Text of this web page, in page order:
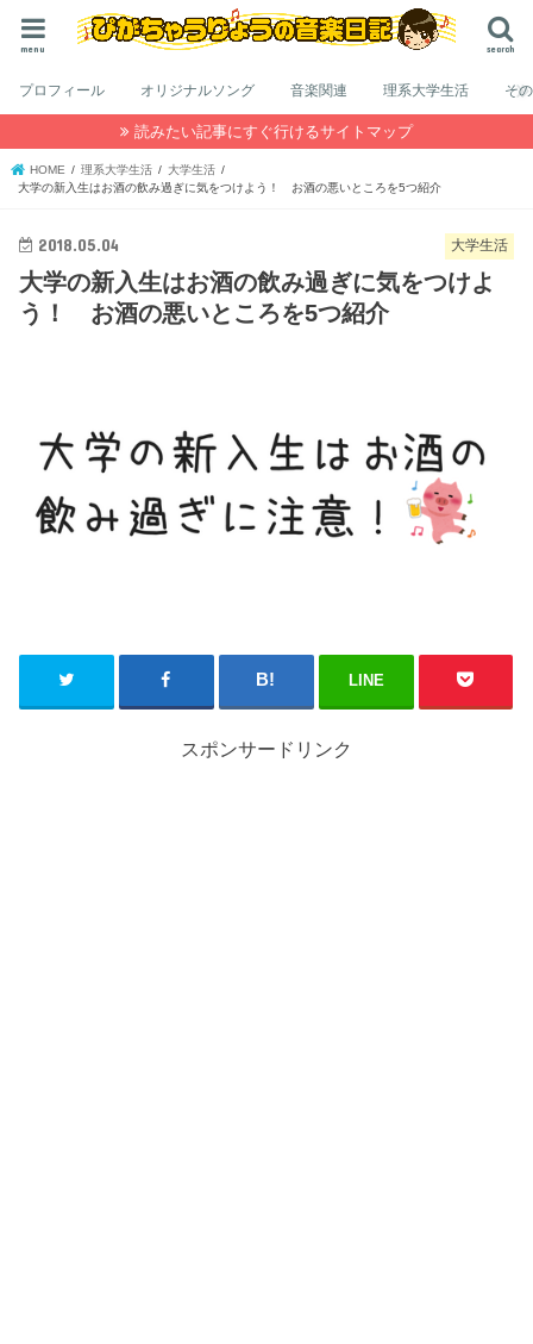
search
menu
プロフィール オリジナルソング 音楽関連 理系大学生活 そ
読みたい記事にすぐ行けるサイトマップ
HOME 理系大学生活
大学生活
大学の新入生はお酒の飲み過ぎに気をつけよう！ お酒の悪いところを5つ紹介
大学生活
2018.05.04
大学の新入生はお酒の飲み過ぎに気をつけよ
う！ お酒の悪いところを5つ紹介
LINE
スポンサードリンク